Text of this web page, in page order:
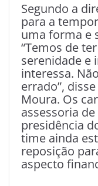
Segundo a
para a
uma forma e
“Temos de
serenidade e
interessa.
errado”,
Moura. Os
assessoria
presidência
time ainda
reposição
aspecto